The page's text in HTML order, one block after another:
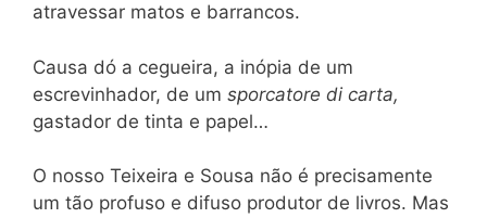
atravessar matos e barrancos.
Causa dó a cegueira, a inópia de um
escrevinhador, de um sporcatore di carta,
gastador de tinta e papel…
O nosso Teixeira e Sousa não é precisamente
um tão profuso e difuso produtor de livros. Mas